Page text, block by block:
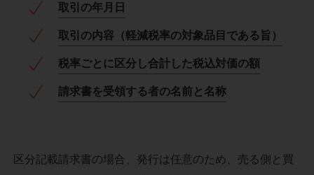
取引の年月日
取引の内容（軽減税率の対象品目である旨）
税率ごとに区分し合計した税込対価の額
請求書を受領する者の名前と名称
区分記載請求書の場合、発行は任意のため、売る側と買